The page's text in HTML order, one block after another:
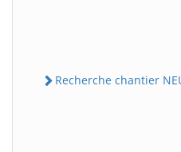
Recherche chantier